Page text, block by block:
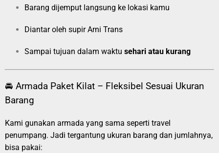
Barang dijemput langsung ke lokasi kamu
Diantar oleh supir Arni Trans
Sampai tujuan dalam waktu sehari atau kurang
🚘 Armada Paket Kilat – Fleksibel Sesuai Ukuran
Barang
Kami gunakan armada yang sama seperti travel
penumpang. Jadi tergantung ukuran barang dan jumlahnya,
bisa pakai: